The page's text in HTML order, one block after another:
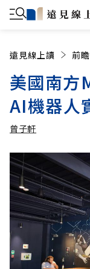
遠見線上讀 前
美國南方
AI機器人
曾子軒
曾子軒